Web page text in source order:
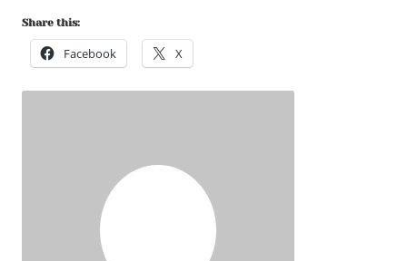
Share this:
Facebook X